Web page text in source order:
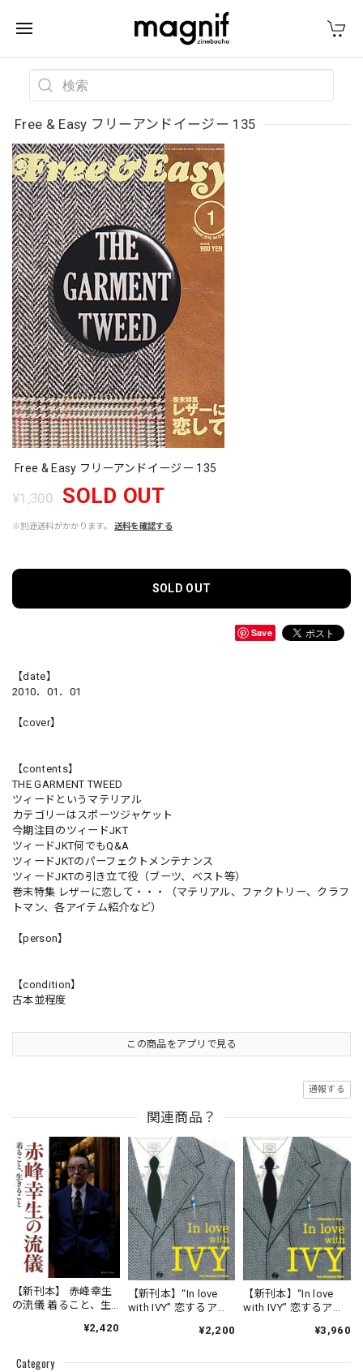
Category
Free & Easy フリーアンドイージー 135
Free & Easy フリーアンドイージー 135
¥1,300 SOLD OUT
※別途送料がかかります。 送料を確認する
SOLD OUT
Save
【date】
2010．01．01
【cover】
【contents】
THE GARMENT TWEED
ツィードというマテリアル
カテゴリーはスポーツジャケット
今期注目のツィードJKT
ツィードJKT何でもQ&A
ツィードJKTのパーフェクトメンテナンス
ツィードJKTの引き立て役（ブーツ、ベスト等）
巻末特集 レザーに恋して・・・（マテリアル、ファクトリー、クラフ
トマン、各アイテム紹介など）
【person】
【condition】
古本並程度
この商品をアプリで見る
通報する
関連商品？
【新刊本】 赤峰幸生
の流儀 着ること、生
¥2,420
【新刊本】“In love
with IVY” 恋するアイ
¥2,200
【新刊本】“In love
with IVY” 恋するアイ
Enlarged & Revised
Kay Standard Style
¥3,960